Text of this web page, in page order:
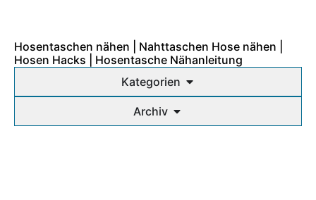
Hosentaschen nähen | Nahttaschen Hose nähen |
Hosen Hacks | Hosentasche Nähanleitung
Kategorien
Archiv